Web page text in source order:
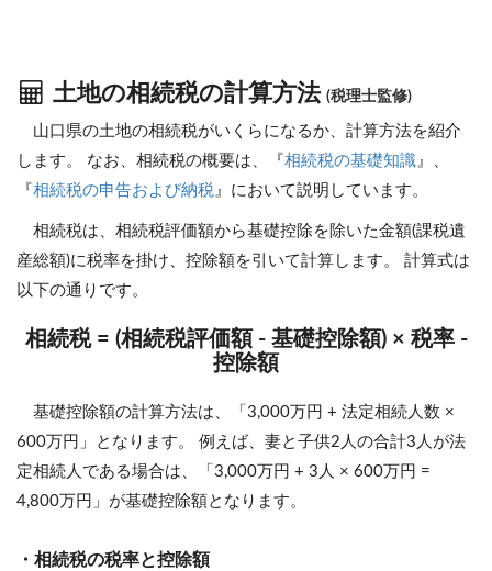
土地の相続税の計算方法(税理士監修)
山口県の土地の相続税がいくらになるか、計算方法を紹介
します。 なお、相続税の概要は、『 相続税の基礎知識』、
『 相続税の申告および納税』において説明しています。
相続税は、相続税評価額から基礎控除を除いた金額(課税遺
産総額)に税率を掛け、控除額を引いて計算します。 計算式は
以下の通りです。
相続税 = (相続税評価額 - 基礎控除額) × 税率 -
控除額
基礎控除額の計算方法は、「3,000万円 + 法定相続人数 ×
600万円」となります。 例えば、妻と子供2人の合計3人が法
定相続人である場合は、「3,000万円 + 3人 × 600万円 =
4,800万円」が基礎控除額となります。
・相続税の税率と控除額